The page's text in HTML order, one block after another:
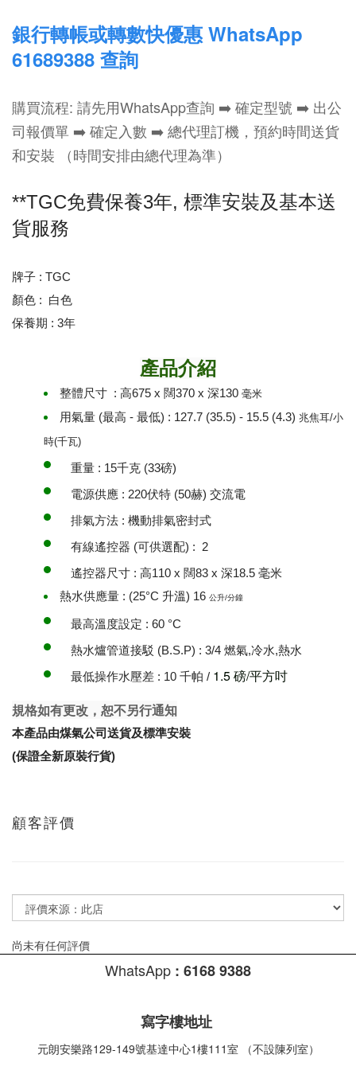
銀行轉帳或轉數快優惠 WhatsApp
61689388 查詢
購買流程: 請先用WhatsApp查詢 ➡️ 確定型號 ➡️ 出公
司報價單 ➡️ 確定入數 ➡️ 總代理訂機，預約時間送貨
和安裝 （時間安排由總代理為準）
**TGC免費保養3年, 標準安裝及基本送
貨服務
牌子 : TGC
顏色 : 白色
保養期 : 3年
產品介紹
整體尺寸 : 高675 x 闊370 x 深130 毫米
用氣量 (最高 - 最低) : 127.7 (35.5) - 15.5 (4.3) 兆焦耳/小
時(千瓦)
重量 : 15千克 (33磅)
電源供應 : 220伏特 (50赫) 交流電
排氣方法 : 機動排氣密封式
有線遙控器 (可供選配) : 2
遙控器尺寸 : 高110 x 闊83 x 深18.5 毫米
熱水供應量 : (25°C 升溫) 16 公升/分鐘
最高溫度設定 : 60 °C
熱水爐管道接駁 (B.S.P) : 3/4 燃氣,冷水,熱水
最低操作水壓差 : 10 千帕 / 1.5 磅/平方吋
規格如有更改，恕不另行通知
本產品由煤氣公司送貨及標準安裝
(保證全新原裝行貨)
顧客評價
尚未有任何評價
WhatsApp : 6168 9388
寫字樓地址
元朗安樂路129-149號基達中心1樓111室 （不設陳列室）